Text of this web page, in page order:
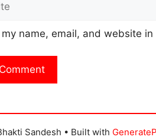
my name, email, and website
Sandesh • Built with